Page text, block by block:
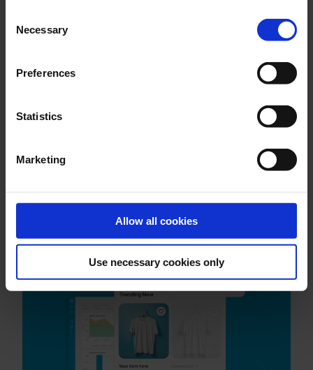
Selection
Necessary
Preferences
Statistics
Marketing
Allow all cookies
Use necessary cookies only
Das könnte auch für Sie
interessant sein